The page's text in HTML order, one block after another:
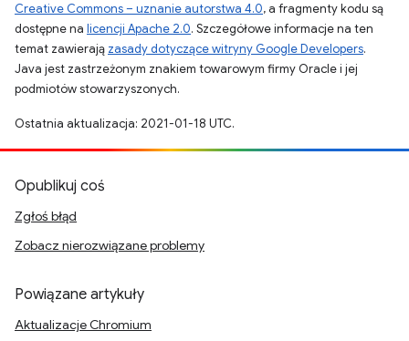
Creative Commons – uznanie autorstwa 4.0, a fragmenty kodu są
dostępne na licencji Apache 2.0. Szczegółowe informacje na ten
temat zawierają zasady dotyczące witryny Google Developers.
Java jest zastrzeżonym znakiem towarowym firmy Oracle i jej
podmiotów stowarzyszonych.
Ostatnia aktualizacja: 2021-01-18 UTC.
Opublikuj coś
Zgłoś błąd
Zobacz nierozwiązane problemy
Powiązane artykuły
Aktualizacje Chromium